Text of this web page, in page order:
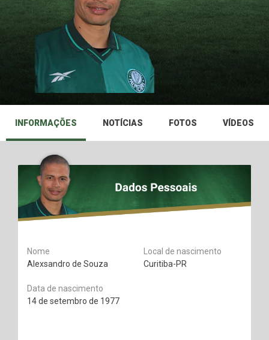
INFORMAÇÕES NOTÍCIAS FOTOS VÍDEOS
Nome
Alexsandro de Souza
Data de nascimento
14 de setembro de 1977
Local de nascimento
Curitiba-PR